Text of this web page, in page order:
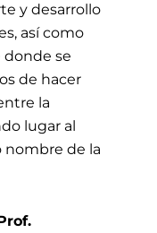
y desarrollo
así como
donde se
de hacer
la
lugar al
nombre de la